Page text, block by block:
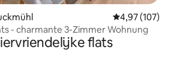
Gemiddelde
4,97 (107)
- charmante 3-Zimmer Wohnung
flats